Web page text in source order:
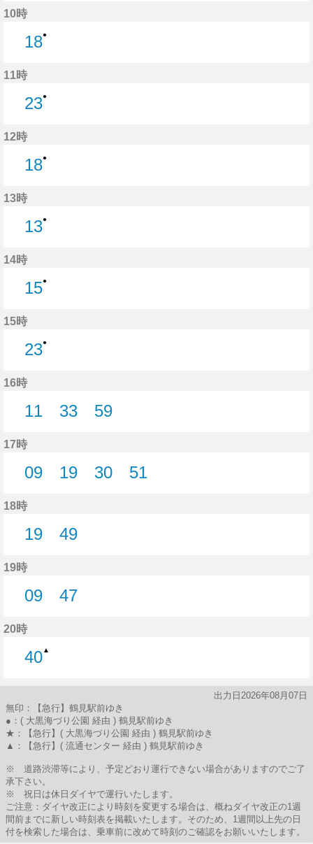
10時
18●
11時
23●
12時
18●
13時
13●
14時
15●
15時
23●
16時
11
33
59
17時
09
19
30
51
18時
19
49
19時
09
47
20時
40▲
出力日2026年08月07日
無印：【急行】鶴見駅前ゆき
●：( 大黒海づり公園 経由 ) 鶴見駅前ゆき
★：【急行】( 大黒海づり公園 経由 ) 鶴見駅前ゆき
▲：【急行】( 流通センター 経由 ) 鶴見駅前ゆき
※ 道路渋滞等により、予定どおり運行できない場合がありますのでご了
承下さい。
※ 祝日は休日ダイヤで運行いたします。
ご注意：ダイヤ改正により時刻を変更する場合は、概ねダイヤ改正の1週
間前までに新しい時刻表を掲載いたします。そのため、1週間以上先の日
付を検索した場合は、乗車前に改めて時刻のご確認をお願いいたします。